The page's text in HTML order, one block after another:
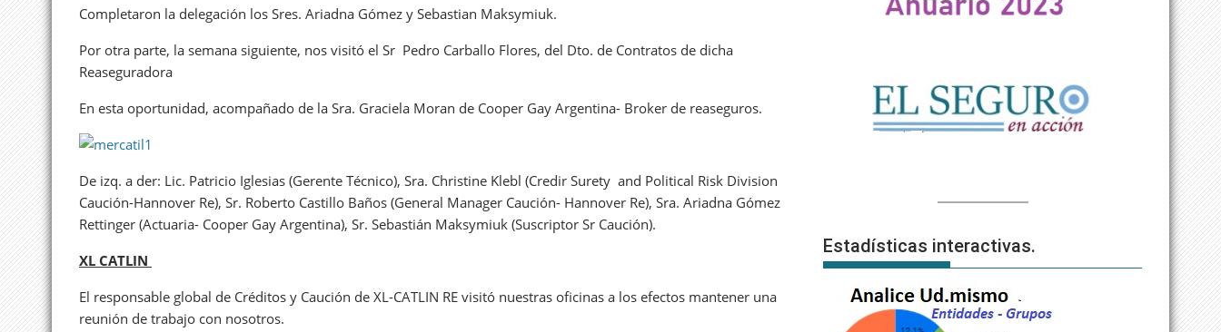
Completaron la delegación los Sres. Ariadna Gómez y Sebastian Maksymiuk.
Por otra parte, la semana siguiente, nos visitó el Sr Pedro Carballo Flores, del Dto. de Contratos de dicha
Reaseguradora
En esta oportunidad, acompañado de la Sra. Graciela Moran de Cooper Gay Argentina- Broker de reaseguros.
De izq. a der: Lic. Patricio Iglesias (Gerente Técnico), Sra. Christine Klebl (Credir Surety and Political Risk Division
Caución-Hannover Re), Sr. Roberto Castillo Baños (General Manager Caución- Hannover Re), Sra. Ariadna Gómez
Rettinger (Actuaria- Cooper Gay Argentina), Sr. Sebastián Maksymiuk (Suscriptor Sr Caución).
XL CATLIN
El responsable global de Créditos y Caución de XL-CATLIN RE visitó nuestras oficinas a los efectos mantener una
reunión de trabajo con nosotros.
Estadísticas interactivas.